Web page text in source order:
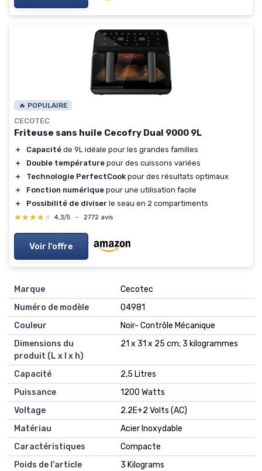
🔥 POPULAIRE
CECOTEC
Friteuse sans huile Cecofry Dual 9000 9L
＋ Capacité de 9L idéale pour les grandes familles
＋
Double température pour des cuissons variées
＋
Technologie PerfectCook pour des résultats optimaux
＋
Fonction numérique pour une utilisation facile
＋
Possibilité de diviser le seau en 2 compartiments
★★★★★
★★★★★ 4,3/5 — 2772 avis
Voir l'offre
Marque
‎Cecotec
Numéro de modèle
‎04981
Couleur
‎Noir- Contrôle Mécanique
Dimensions du
produit (L x l x h)
‎21 x 31 x 25 cm; 3 kilogrammes
Capacité
‎2,5 Litres
Puissance
‎1200 Watts
Voltage
‎2.2E+2 Volts (AC)
Matériau
‎Acier Inoxydable
Caractéristiques
‎Compacte
Poids de l'article
‎3 Kilograms